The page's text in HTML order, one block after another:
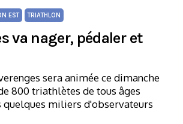
EST TRIATHLON
va nager, pédaler et
sera animée ce dimanche
800 triathlètes de tous âges
quelques miliers d'observateurs